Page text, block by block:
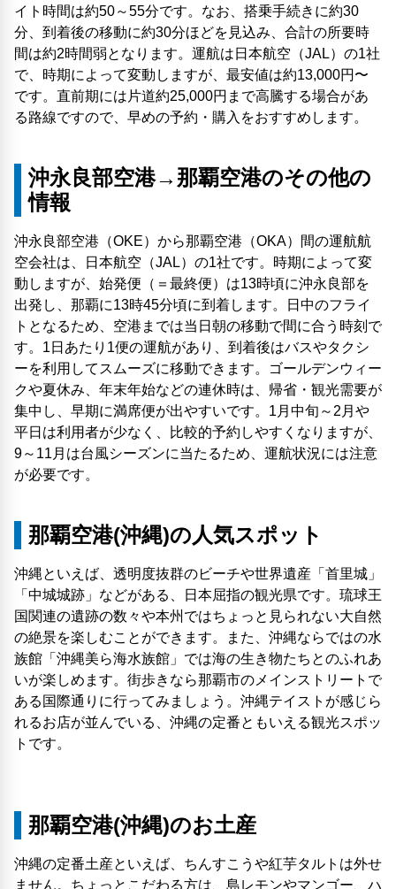
イト時間は約50～55分です。なお、搭乗手続きに約30
分、到着後の移動に約30分ほどを見込み、合計の所要時
間は約2時間弱となります。運航は日本航空（JAL）の1社
で、時期によって変動しますが、最安値は約13,000円〜
です。直前期には片道約25,000円まで高騰する場合があ
る路線ですので、早めの予約・購入をおすすめします。
沖永良部空港→那覇空港のその他の
情報
沖永良部空港（OKE）から那覇空港（OKA）間の運航航
空会社は、日本航空（JAL）の1社です。時期によって変
動しますが、始発便（＝最終便）は13時頃に沖永良部を
出発し、那覇に13時45分頃に到着します。日中のフライ
トとなるため、空港までは当日朝の移動で間に合う時刻で
す。1日あたり1便の運航があり、到着後はバスやタクシ
ーを利用してスムーズに移動できます。ゴールデンウィー
クや夏休み、年末年始などの連休時は、帰省・観光需要が
集中し、早期に満席便が出やすいです。1月中旬～2月や
平日は利用者が少なく、比較的予約しやすくなりますが、
9～11月は台風シーズンに当たるため、運航状況には注意
が必要です。
那覇空港(沖縄)の人気スポット
沖縄といえば、透明度抜群のビーチや世界遺産「首里城」
「中城城跡」などがある、日本屈指の観光県です。琉球王
国関連の遺跡の数々や本州ではちょっと見られない大自然
の絶景を楽しむことができます。また、沖縄ならではの水
族館「沖縄美ら海水族館」では海の生き物たちとのふれあ
いが楽しめます。街歩きなら那覇市のメインストリートで
ある国際通りに行ってみましょう。沖縄テイストが感じら
れるお店が並んでいる、沖縄の定番ともいえる観光スポッ
トです。
那覇空港(沖縄)のお土産
沖縄の定番土産といえば、ちんすこうや紅芋タルトは外せ
ません。ちょっとこだわる方は、島レモンやマンゴー、ハ